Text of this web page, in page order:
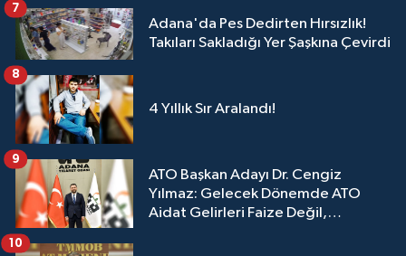
Adana'da Pes Dedirten Hırsızlık!
Takıları Sakladığı Yer Şaşkına Çevirdi
7
4 Yıllık Sır Aralandı!
8
ATO Başkan Adayı Dr. Cengiz
Yılmaz: Gelecek Dönemde ATO
Aidat Gelirleri Faize Değil,
9
10